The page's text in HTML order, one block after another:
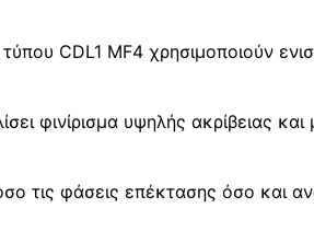
CDL1 MF4 χρησιμοποιούν
φινίρισμα υψηλής ακρίβειας και
τις φάσεις επέκτασης όσο και